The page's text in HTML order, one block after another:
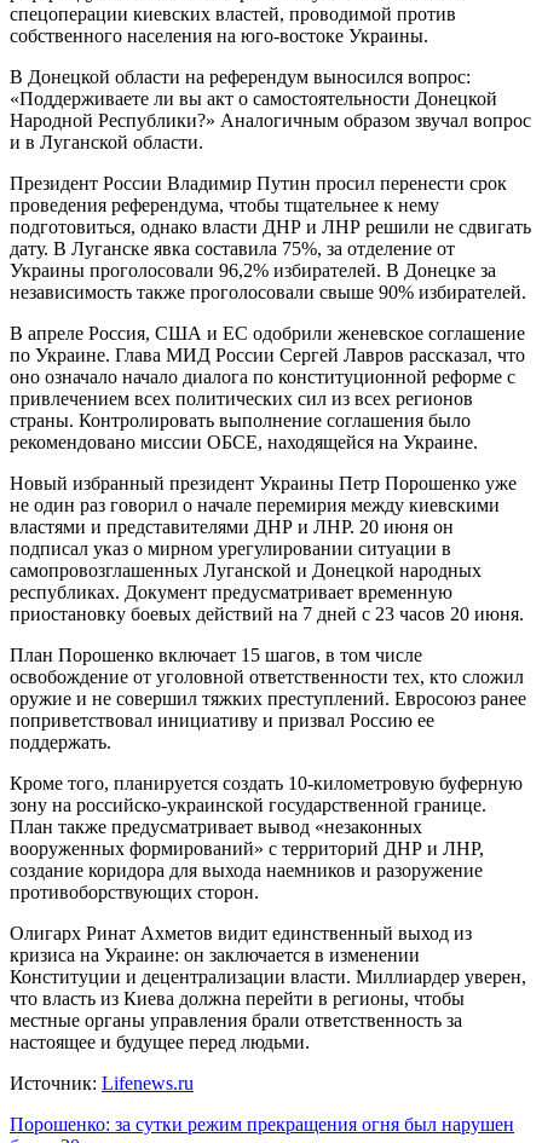
спецоперации киевских властей, проводимой против
собственного населения на юго-востоке Украины.
В Донецкой области на референдум выносился вопрос:
«Поддерживаете ли вы акт о самостоятельности Донецкой
Народной Республики?» Аналогичным образом звучал вопрос
и в Луганской области.
Президент России Владимир Путин просил перенести срок
проведения референдума, чтобы тщательнее к нему
подготовиться, однако власти ДНР и ЛНР решили не сдвигать
дату. В Луганске явка составила 75%, за отделение от
Украины проголосовали 96,2% избирателей. В Донецке за
независимость также проголосовали свыше 90% избирателей.
В апреле Россия, США и ЕС одобрили женевское соглашение
по Украине. Глава МИД России Сергей Лавров рассказал, что
оно означало начало диалога по конституционной реформе с
привлечением всех политических сил из всех регионов
страны. Контролировать выполнение соглашения было
рекомендовано миссии ОБСЕ, находящейся на Украине.
Новый избранный президент Украины Петр Порошенко уже
не один раз говорил о начале перемирия между киевскими
властями и представителями ДНР и ЛНР. 20 июня он
подписал указ о мирном урегулировании ситуации в
самопровозглашенных Луганской и Донецкой народных
республиках. Документ предусматривает временную
приостановку боевых действий на 7 дней с 23 часов 20 июня.
План Порошенко включает 15 шагов, в том числе
освобождение от уголовной ответственности тех, кто сложил
оружие и не совершил тяжких преступлений. Евросоюз ранее
поприветствовал инициативу и призвал Россию ее
поддержать.
Кроме того, планируется создать 10-километровую буферную
зону на российско-украинской государственной границе.
План также предусматривает вывод «незаконных
вооруженных формирований» с территорий ДНР и ЛНР,
создание коридора для выхода наемников и разоружение
противоборствующих сторон.
Олигарх Ринат Ахметов видит единственный выход из
кризиса на Украине: он заключается в изменении
Конституции и децентрализации власти. Миллиардер уверен,
что власть из Киева должна перейти в регионы, чтобы
местные органы управления брали ответственность за
настоящее и будущее перед людьми.
Источник: Lifenews.ru
Навигация
Порошенко: за сутки режим прекращения огня был нарушен